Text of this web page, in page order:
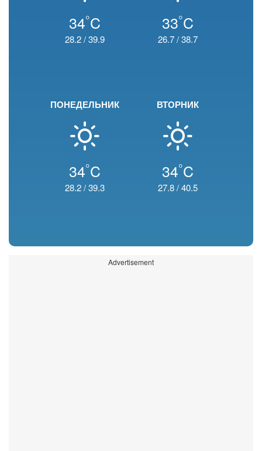
34°C
28.2/39.9
33°C
26.7/38.7
ПОНЕДЕЛЬНИК
34°C
28.2/39.3
ВТОРНИК
34°C
27.8/40.5
Advertisement